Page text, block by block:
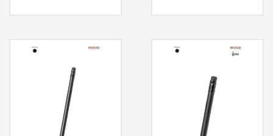
ακόνισμα. Καθώς το
κατασκευασμένο από
φυσικά υλικά, το χρώμα
του προϊόντος καθώς και
το αποτέλεσμα της
εκτύπωσης ενδέχεται να
διαφέρουν από προϊόν σε
Μπαμπού